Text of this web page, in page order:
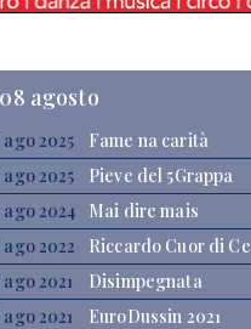
agosto
2025
Fame na carità
2025
Pieve del 5Grappa
ago 2024
Mai dire mais
2022
Riccardo Cuor di
2021
Disimpegnata
2021
EuroDussin 2021